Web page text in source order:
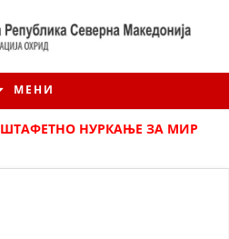
МЕНИ
ШТАФЕТНО НУРКАЊЕ ЗА МИР